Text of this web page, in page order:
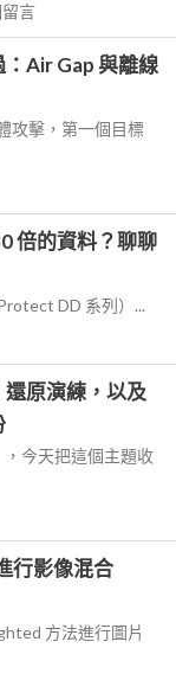
言
Air Gap 與離線
攻擊，第一個目標
倍的資料？聊聊
DD 系列）...
原演練，以及
今天把這個主題收
行影像混合
方法進行圖片